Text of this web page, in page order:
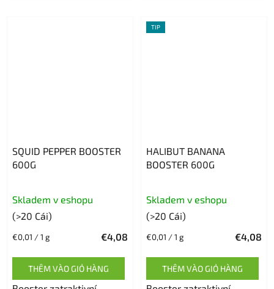
SQUID PEPPER BOOSTER
600G
Skladem v eshopu
(>20 Cái)
€4,08
Giá
lường:
€0,01 / 1 g
THÊM VÀO GIỎ HÀNG
TIP
HALIBUT BANANA
BOOSTER 600G
giá
của
sản
Skladem v eshopu
(>20 Cái)
€4,08
Giá
lường:
€0,01 / 1 g
THÊM VÀO GIỎ HÀNG